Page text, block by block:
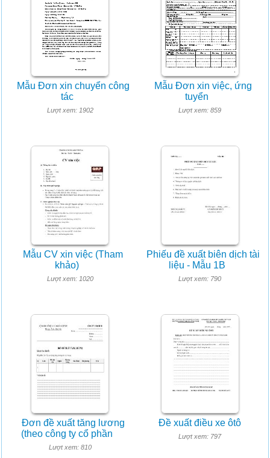
Mẫu Đơn xin chuyển công
tác
Lượt xem: 1902
Mẫu Đơn xin việc, ứng
tuyển
Lượt xem: 859
Mẫu CV xin việc (Tham
khảo)
Lượt xem: 1020
Phiếu đề xuất biên dịch tài
liệu - Mẫu 1B
Lượt xem: 790
Đơn đề xuất tăng lương
(theo công ty cổ phần
Lượt xem: 810
Đề xuất điều xe ôtô
Lượt xem: 797